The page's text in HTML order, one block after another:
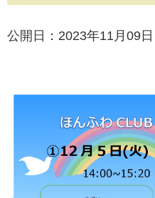
公開日：2023年11月09